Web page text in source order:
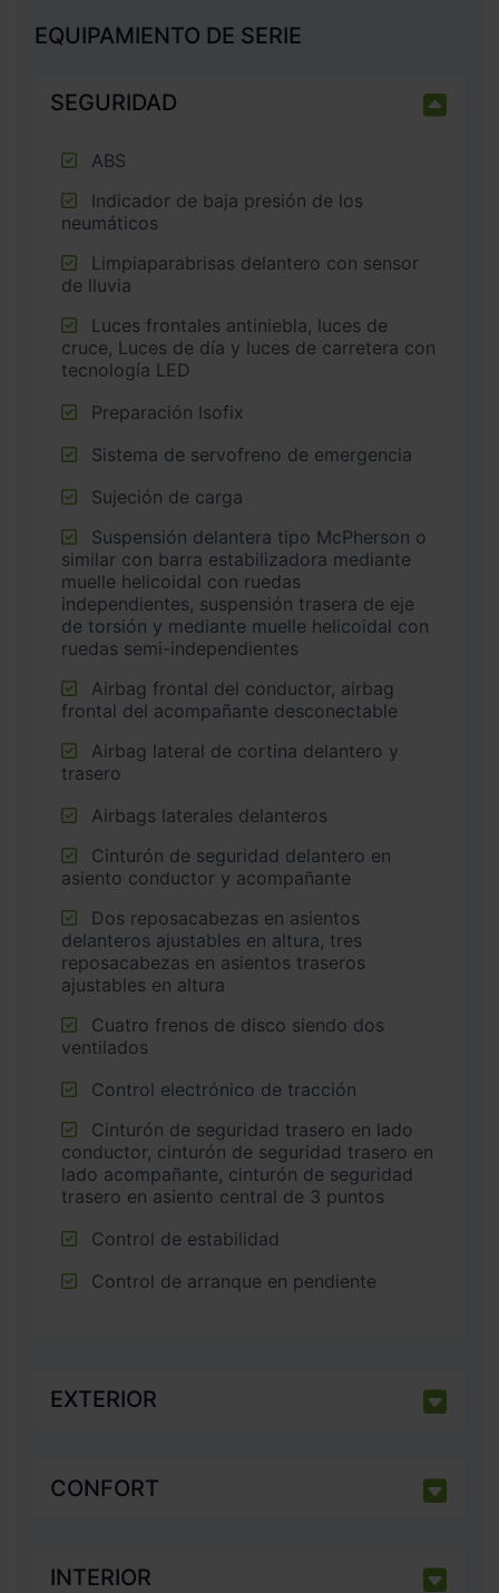
EQUIPAMIENTO DE SERIE
SEGURIDAD
ABS
neumáticos
de lluvia
cruce, Luces de día y luces de carretera con
tecnología LED
Preparación Isofix
Sistema de servofreno de emergencia
Sujeción de carga
similar con barra estabilizadora mediante
muelle helicoidal con ruedas
independientes, suspensión trasera de eje
de torsión y mediante muelle helicoidal con
ruedas semi-independientes
frontal del acompañante desconectable
trasero
Airbags laterales delanteros
asiento conductor y acompañante
delanteros ajustables en altura, tres
reposacabezas en asientos traseros
ajustables en altura
ventilados
Control electrónico de tracción
conductor, cinturón de seguridad trasero en
lado acompañante, cinturón de seguridad
trasero en asiento central de 3 puntos
Control de estabilidad
Control de arranque en pendiente
EXTERIOR
CONFORT
INTERIOR